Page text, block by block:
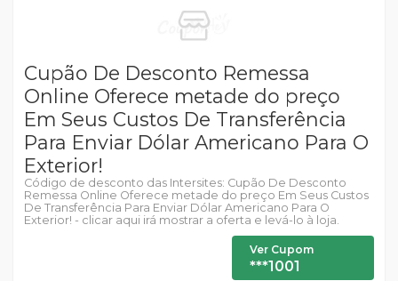
Cupão De Desconto Remessa
Online Oferece metade do preço
Em Seus Custos De Transferência
Para Enviar Dólar Americano Para O
Exterior!
Código de desconto das Intersites: Cupão De Desconto
Remessa Online Oferece metade do preço Em Seus Custos
De Transferência Para Enviar Dólar Americano Para O
Exterior! - clicar aqui irá mostrar a oferta e levá-lo à loja.
Ver Cupom
***1001